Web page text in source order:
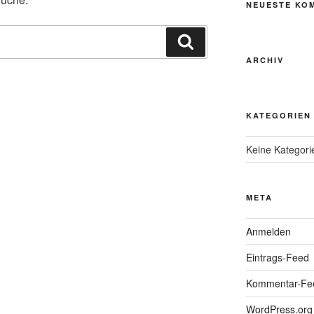
NEUESTE
ARCHIV
KATEGORIEN
Keine
META
Anmelden
Eintrags-Feed
Kommentar-
WordPress.org